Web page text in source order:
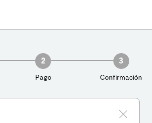
2
Pago
3
Confirmación